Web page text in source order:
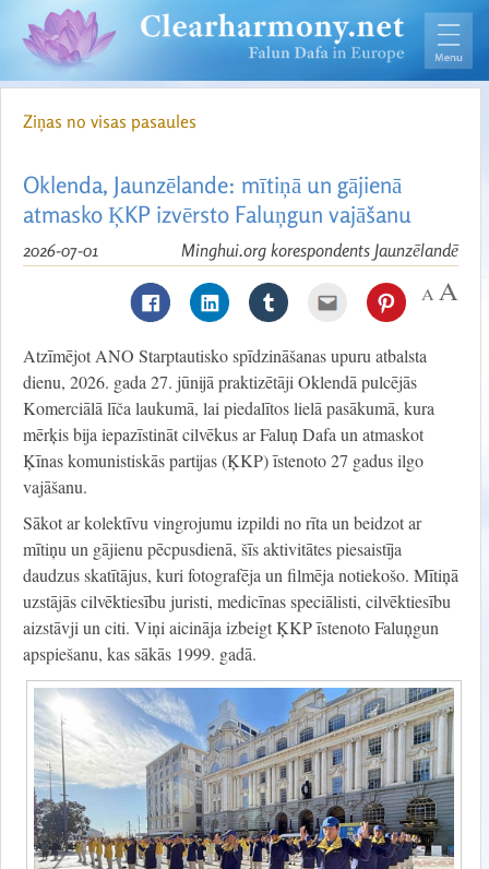
Ziņas no visas pasaules
Oklenda, Jaunzēlande: mītiņā un gājienā
atmasko ĶKP izvērsto Faluņgun vajāšanu
Minghui.org korespondents Jaunzēlandē
2026-07-01
Atzīmējot ANO Starptautisko spīdzināšanas upuru atbalsta
dienu, 2026. gada 27. jūnijā praktizētāji Oklendā pulcējās
Komerciālā līča laukumā, lai piedalītos lielā pasākumā, kura
mērķis bija iepazīstināt cilvēkus ar Faluņ Dafa un atmaskot
Ķīnas komunistiskās partijas (ĶKP) īstenoto 27 gadus ilgo
vajāšanu.
Sākot ar kolektīvu vingrojumu izpildi no rīta un beidzot ar
mītiņu un gājienu pēcpusdienā, šīs aktivitātes piesaistīja
daudzus skatītājus, kuri fotografēja un filmēja notiekošo. Mītiņā
uzstājās cilvēktiesību juristi, medicīnas speciālisti, cilvēktiesību
aizstāvji un citi. Viņi aicināja izbeigt ĶKP īstenoto Faluņgun
apspiešanu, kas sākās 1999. gadā.